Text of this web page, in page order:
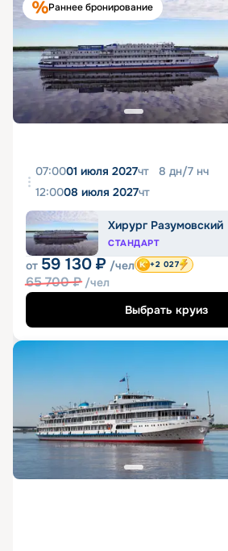
Раннее бронирование
07:0001 июля 2027чт 8 дн/7 нч
12:0008 июля 2027чт
Хирург Разумовский
СТАНДАРТ
от 59 130 ₽ /чел
65 700₽ /чел
+2 027
Выбрать круиз